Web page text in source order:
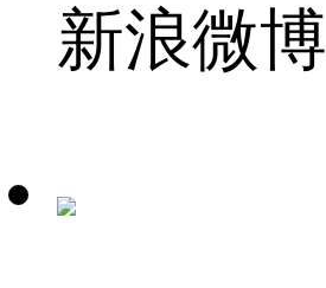
新浪微博